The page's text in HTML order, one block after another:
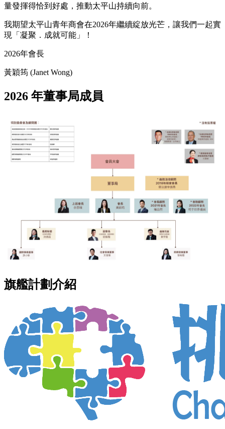
量發揮得恰到好處，推動太平山持續向前。
我期望太平山青年商會在2026年繼續綻放光芒，讓我們一起實
現「凝聚．成就可能」！
2026年會長
黃穎筠 (Janet Wong)
2026 年董事局成員
旗艦計劃介紹